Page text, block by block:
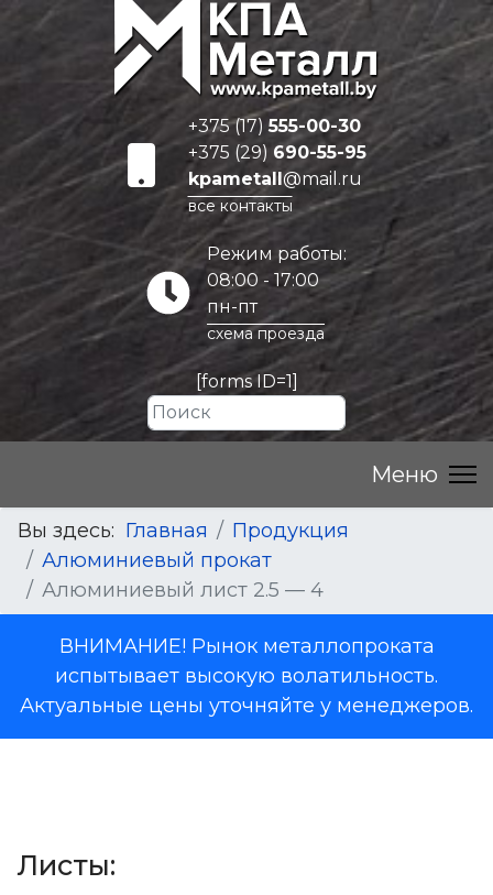
+375 (17)555-00-30
+375 (29) 690-55-95
kpametall@mail.ru
все контакты
Режим работы:
08:00 - 17:00
пн-пт
схема проезда
[forms ID=1]
Вы здесь: Главная
Продукция
Алюминиевый прокат
Алюминиевый лист 2.5 — 4
ВНИМАНИЕ! Рынок металлопроката
испытывает высокую волатильность.
Актуальные цены уточняйте у менеджеров.
Листы: